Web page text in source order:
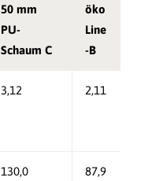
50 mm
PU-
Schaum C
öko
Line
-B
3,12 2,11
130,0 87,9